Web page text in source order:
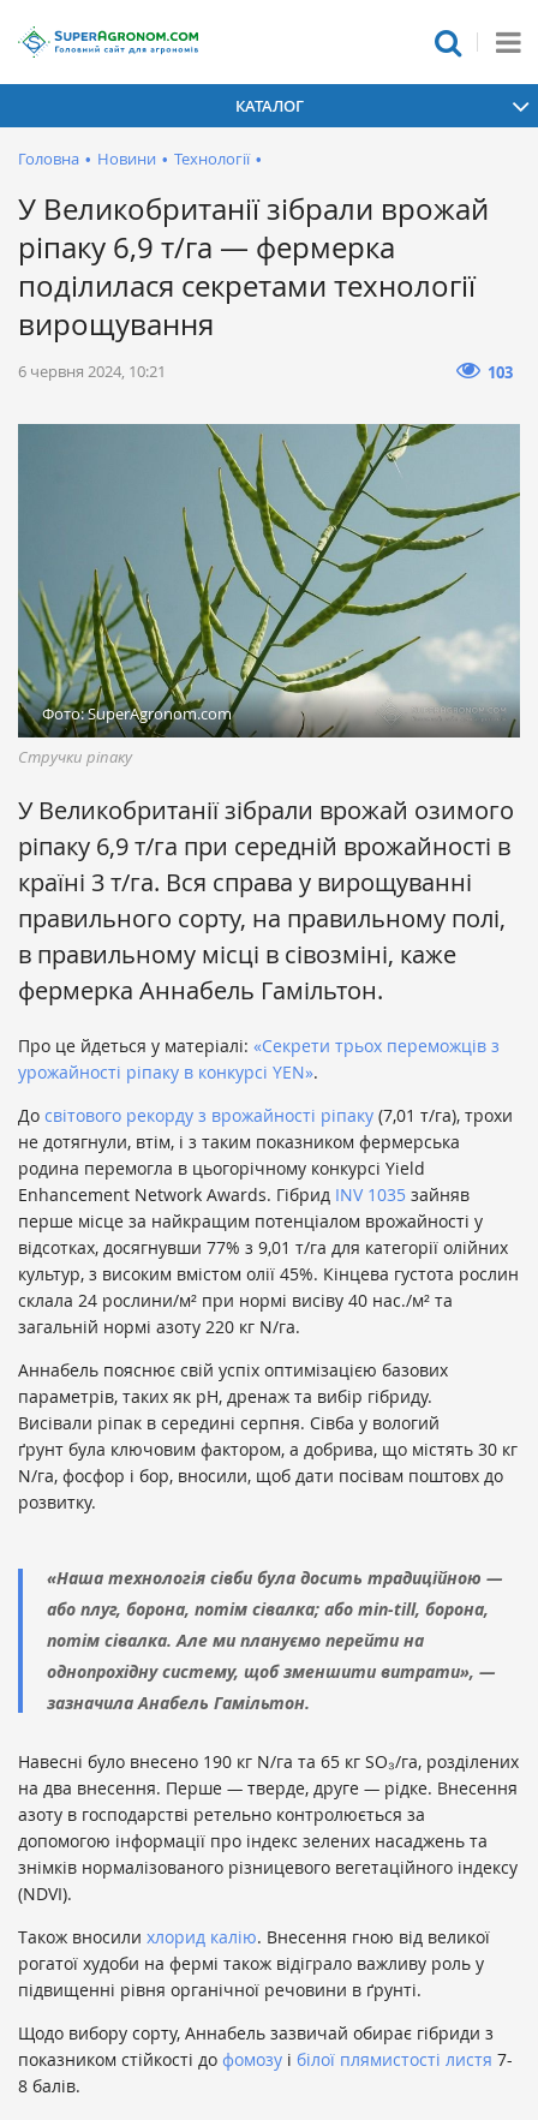
КАТАЛОГ
Головна • Новини • Технології •
У Великобританії зібрали врожай
ріпаку 6,9 т/га — фермерка
поділилася секретами технології
вирощування
6 червня 2024, 10:21 103
Фото: SuperAgronom.com
Стручки ріпаку
У Великобританії зібрали врожай озимого
ріпаку 6,9 т/га при середній врожайності в
країні 3 т/га. Вся справа у вирощуванні
правильного сорту, на правильному полі,
в правильному місці в сівозміні, каже
фермерка Аннабель Гамільтон.
Про це йдеться у матеріалі: «Секрети трьох переможців з
урожайності ріпаку в конкурсі YEN».
До світового рекорду з врожайності ріпаку (7,01 т/га), трохи
не дотягнули, втім, і з таким показником фермерська
родина перемогла в цьогорічному конкурсі Yield
Enhancement Network Awards. Гібрид INV 1035 зайняв
перше місце за найкращим потенціалом врожайності у
відсотках, досягнувши 77% з 9,01 т/га для категорії олійних
культур, з високим вмістом олії 45%. Кінцева густота рослин
склала 24 рослини/м² при нормі висіву 40 нас./м² та
загальній нормі азоту 220 кг N/га.
Аннабель пояснює свій успіх оптимізацією базових
параметрів, таких як рН, дренаж та вибір гібриду.
Висівали ріпак в середині серпня. Сівба у вологий
ґрунт була ключовим фактором, а добрива, що містять 30 кг
N/га, фосфор і бор, вносили, щоб дати посівам поштовх до
розвитку.
«Наша технологія сівби була досить традиційною —
або плуг, борона, потім сівалка; або min-till, борона,
потім сівалка. Але ми плануємо перейти на
однопрохідну систему, щоб зменшити витрати», —
зазначила Анабель Гамільтон.
Навесні було внесено 190 кг N/га та 65 кг SO₃/га, розділених
на два внесення. Перше — тверде, друге — рідке. Внесення
азоту в господарстві ретельно контролюється за
допомогою інформації про індекс зелених насаджень та
знімків нормалізованого різницевого вегетаційного індексу
(NDVI).
Також вносили хлорид калію. Внесення гною від великої
рогатої худоби на фермі також відіграло важливу роль у
підвищенні рівня органічної речовини в ґрунті.
Щодо вибору сорту, Аннабель зазвичай обирає гібриди з
показником стійкості до фомозу і білої плямистості листя 7-
8 балів.